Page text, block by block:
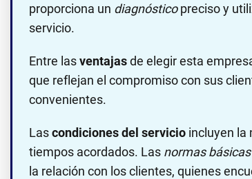
proporciona un diagnósticopreciso y
servicio.
Entre lasventajasde elegir esta
que reflejan el compromiso con sus
convenientes.
Lascondiciones del servicio incluyen la
tiempos acordados. Las normas básicas
la relación con los clientes, quienes